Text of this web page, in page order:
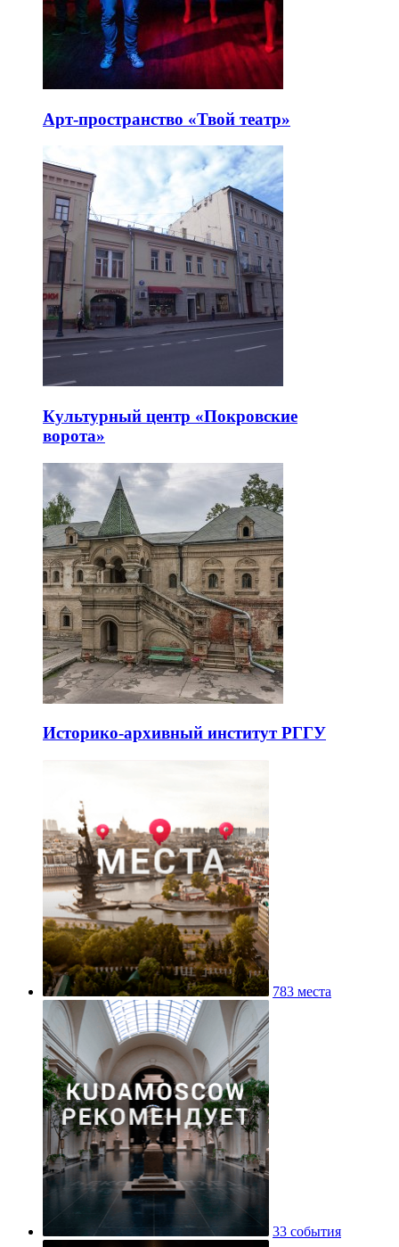
Арт-пространство «Твой театр»
Культурный центр «Покровские
ворота»
Историко-архивный институт РГГУ
783 места
33 события